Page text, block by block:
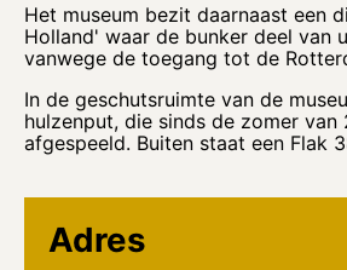
Het museum bezit daarnaast een
Holland' waar de bunker deel van
vanwege de toegang tot de
In de geschutsruimte van de
hulzenput, die sinds de zomer
afgespeeld. Buiten staat een Flak
Adres